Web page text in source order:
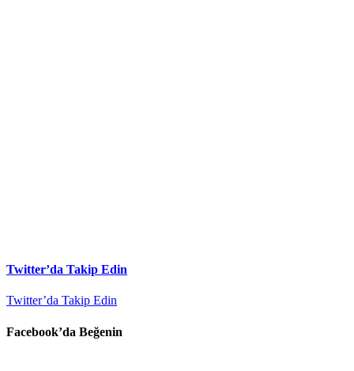
Twitter’da Takip Edin
Twitter’da Takip Edin
Facebook’da Beğenin